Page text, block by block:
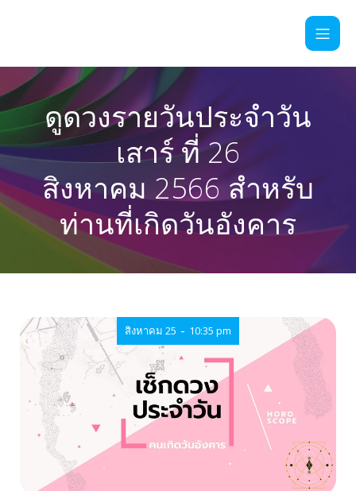
ดูดวงรายวันประจำวัน
เสาร์ ที่ 26
สิงหาคม 2566 สำหรับ
ท่านที่เกิดวันอังคาร
สิงหาคม 25 - 10:35 pm